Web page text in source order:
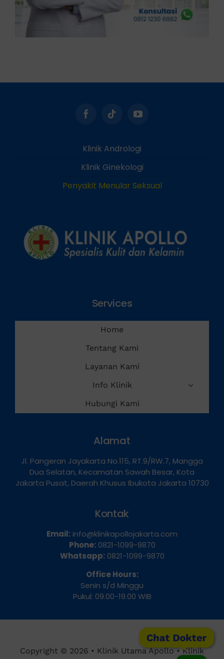
Chat Dokter
Hubungi Kami
Jl. Pangeran Jayakarta No.115, RT.9/RW.7, Mangga
Dua Selatan, Kecamatan Sawah Besar, Kota
Email:info@klinikapollojakarta.com
Phone:0821-1099-9870
Office Hours:
Senin s/d Minggu